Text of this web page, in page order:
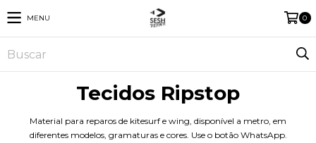
MENU 0
Tecidos Ripstop
Material para reparos de kitesurf e wing, disponível a metro, em
diferentes modelos, gramaturas e cores. Use o botão WhatsApp.